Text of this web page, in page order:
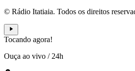
© Rádio Itatiaia. Todos os direitos
Tocando agora!
Ouça ao vivo / 24h